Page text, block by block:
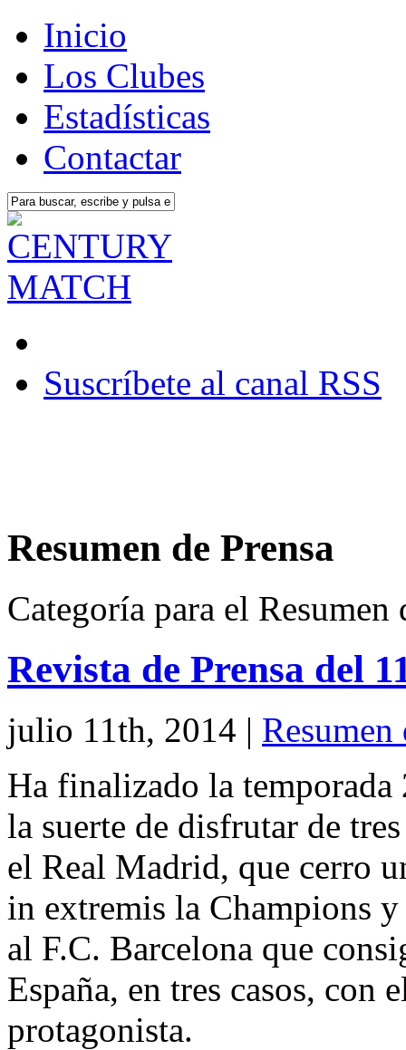
Inicio
Los Clubes
Estadísticas
Contactar
Suscríbete al canal RSS
Resumen de Prensa
Categoría para el Resumen
Revista de Prensa del
julio 11th, 2014 | Resumen
Ha finalizado la
la suerte de disfrutar de
el Real Madrid, que cerro
in extremis la Champions
al F.C. Barcelona que
España, en tres casos,
protagonista.